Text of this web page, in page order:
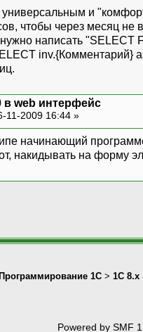
и
чтобы через месяц
написать "SELECT
inv.{Комментарий}
в web интерфейс
11-2009 16:44 »
начинающий
накидывать на форму
1С > 1С 8.x
Powered by SMF